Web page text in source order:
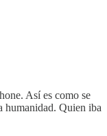
Así es como se
humanidad. Quien iba